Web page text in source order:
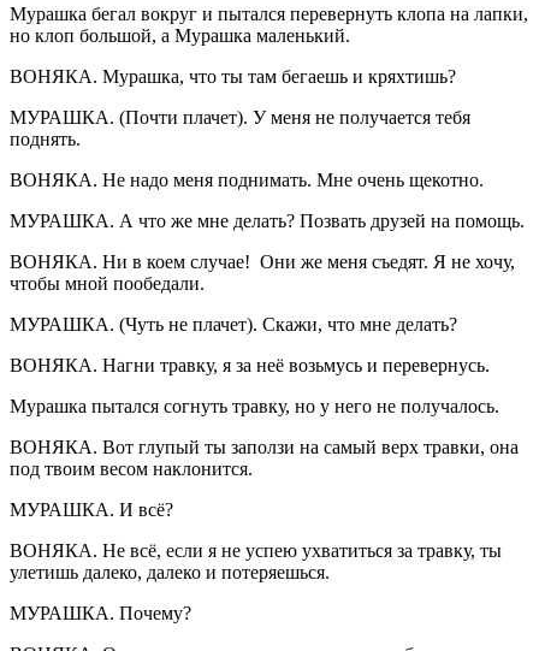
Мурашка бегал вокруг и пытался перевернуть клопа на лапки,
но клоп большой, а Мурашка маленький.
ВОНЯКА. Мурашка, что ты там бегаешь и кряхтишь?
МУРАШКА. (Почти плачет). У меня не получается тебя
поднять.
ВОНЯКА. Не надо меня поднимать. Мне очень щекотно.
МУРАШКА. А что же мне делать? Позвать друзей на помощь.
ВОНЯКА. Ни в коем случае! Они же меня съедят. Я не хочу,
чтобы мной пообедали.
МУРАШКА. (Чуть не плачет). Скажи, что мне делать?
ВОНЯКА. Нагни травку, я за неё возьмусь и перевернусь.
Мурашка пытался согнуть травку, но у него не получалось.
ВОНЯКА. Вот глупый ты заползи на самый верх травки, она
под твоим весом наклонится.
МУРАШКА. И всё?
ВОНЯКА. Не всё, если я не успею ухватиться за травку, ты
улетишь далеко, далеко и потеряешься.
МУРАШКА. Почему?